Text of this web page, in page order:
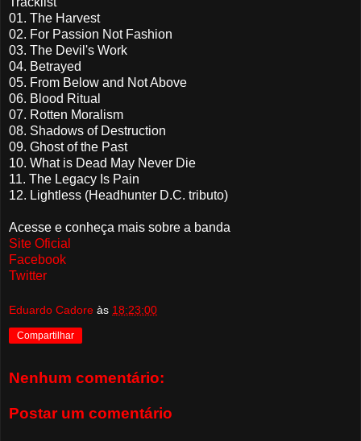
01. The Harvest
02. For Passion Not Fashion
03. The Devil's Work
04. Betrayed
05. From Below and Not Above
06. Blood Ritual
07. Rotten Moralism
08. Shadows of Destruction
09. Ghost of the Past
10. What is Dead May Never Die
11. The Legacy Is Pain
12. Lightless (Headhunter D.C. tributo)
Acesse e conheça mais sobre a banda
Site Oficial
Facebook
Twitter
Eduardo Cadore às 18:23:00
Compartilhar
Nenhum comentário:
Postar um comentário